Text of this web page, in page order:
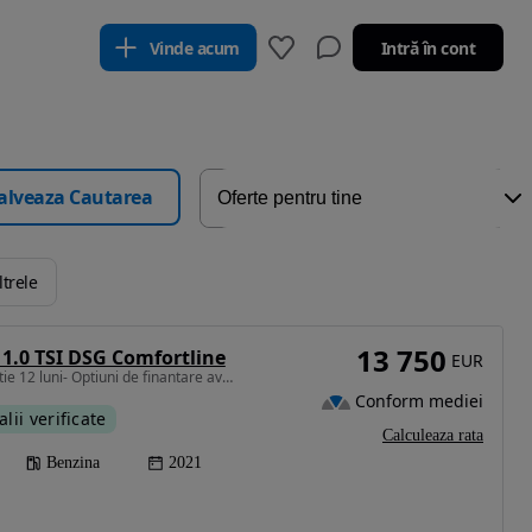
Vinde acum Intră în cont
Cautarea
TSI DSG Comfortline
999 cm3 • 95 CP • Garantie 12 luni- Optiuni de finantare avantajoase
verificate
Benzina 2021
13 750 EUR
Conform mediei
Calculeaza rata